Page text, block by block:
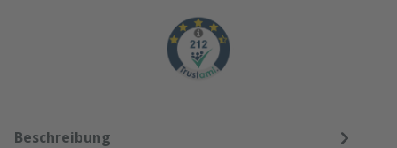
Beschreibung